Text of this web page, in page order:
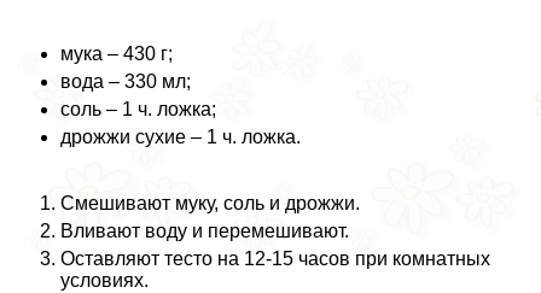
мука – 430 г;
вода – 330 мл;
соль – 1 ч. ложка;
дрожжи сухие – 1 ч. ложка.
Смешивают муку, соль и дрожжи.
Вливают воду и перемешивают.
Оставляют тесто на 12-15 часов при комнатных
условиях.